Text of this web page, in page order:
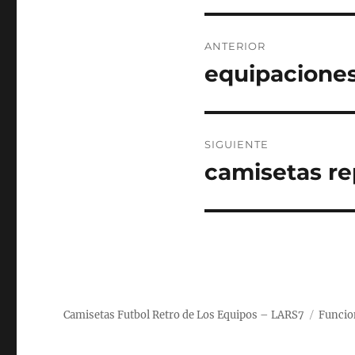
de
ANTERIOR
Entrada
SIGUIENTE
Entrada
camisetas
Camisetas Futbol Retro de Los Equipos – LARS7